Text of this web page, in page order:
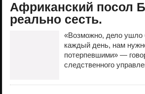
Африканский посол
реально сесть.
«Возможно, дело
каждый день, нам
потерпевшими» —
следственного